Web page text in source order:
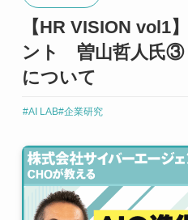
【HR VISION vol1
ント 曽山哲人氏③
について
#AI LAB#企業研究